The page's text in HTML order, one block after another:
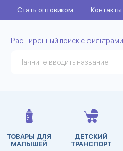
Стать оптовиком Контакты
Расширенный поиск с фильтрами
ТОВАРЫ ДЛЯ
МАЛЫШЕЙ
ДЕТСКИЙ
ТРАНСПОРТ